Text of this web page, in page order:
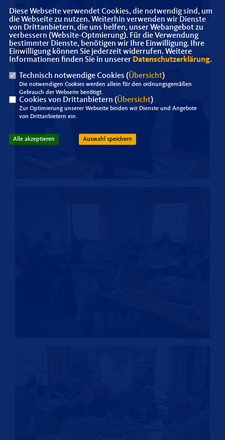
Diese Webseite verwendet Cookies, die notwendig sind, um
die Webseite zu nutzen. Weiterhin verwenden wir Dienste
von Drittanbietern, die uns helfen, unser Webangebot zu
verbessern (Website-Optmierung). Für die Verwendung
bestimmter Dienste, benötigen wir Ihre Einwilligung. Ihre
Einwilligung können Sie jederzeit widerrufen. Weitere
Informationen finden Sie in unserer Datenschutzerklärung.
Technisch notwendige Cookies (Übersicht)
Die notwendigen Cookies werden allein für den ordnungsgemäßen
Gebrauch der Webseite benötigt.
Cookies von Drittanbietern (Übersicht)
Zur Optimierung unserer Webseite binden wir Dienste und Angebote
von Drittanbietern ein.
Alle akzeptieren Auswahl speichern